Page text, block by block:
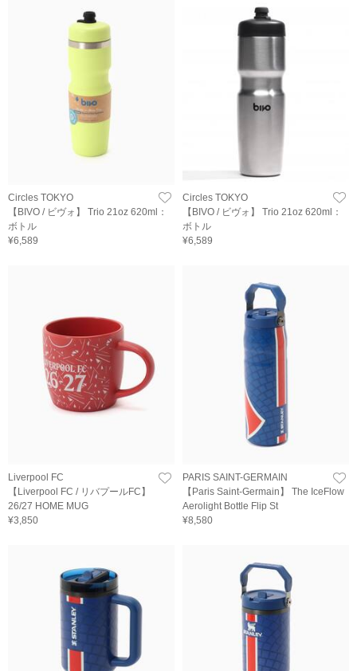
Circles TOKYO
【BIVO / ビヴォ】 Trio 21oz 620ml：
ボトル
¥6,589
Circles TOKYO
【BIVO / ビヴォ】 Trio 21oz 620ml：
ボトル
¥6,589
Liverpool FC
【Liverpool FC / リバプールFC】
26/27 HOME MUG
¥3,850
PARIS SAINT-GERMAIN
【Paris Saint-Germain】 The IceFlow
Aerolight Bottle Flip St
¥8,580